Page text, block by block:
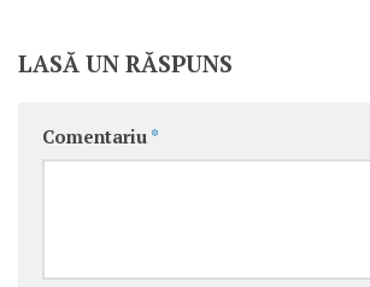
LASĂ UN RĂSPUNS
Comentariu *